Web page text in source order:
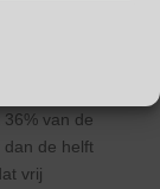
maar 5
van de
dan de helft
vrij